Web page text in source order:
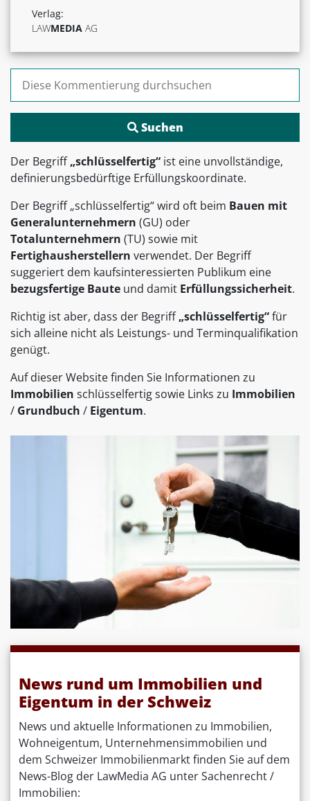
Verlag:
LAWMEDIA AG
Suchen nach:
Der Begriff„schlüsselfertig“ ist eine unvollständige,
definierungsbedürftige Erfüllungskoordinate.
Der Begriff „schlüsselfertig“ wird oft beim Bauen mit
Generalunternehmern (GU) oder
Totalunternehmern (TU) sowie mit
Fertighausherstellern verwendet. Der Begriff
suggeriert dem kaufsinteressierten Publikum eine
bezugsfertige Baute und damit Erfüllungssicherheit.
Richtig ist aber, dass der Begriff„schlüsselfertig“für
sich alleine nicht als Leistungs- und Terminqualifikation
genügt.
Auf dieser Website finden Sie Informationen zu
Immobilien schlüsselfertig sowie Links zu Immobilien
/ Grundbuch / Eigentum.
News rund um Immobilien und
Eigentum in der Schweiz
News und aktuelle Informationen zu Immobilien,
Wohneigentum, Unternehmensimmobilien und
dem Schweizer Immobilienmarkt finden Sie auf dem
News-Blog der LawMedia AG unter Sachenrecht /
Immobilien: